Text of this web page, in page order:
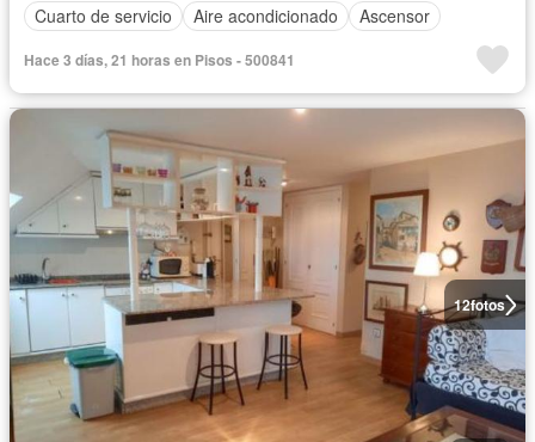
Cuarto de servicio
Aire acondicionado Ascensor
Hace 3 días, 21 horas en Pisos - 500841
12fotos